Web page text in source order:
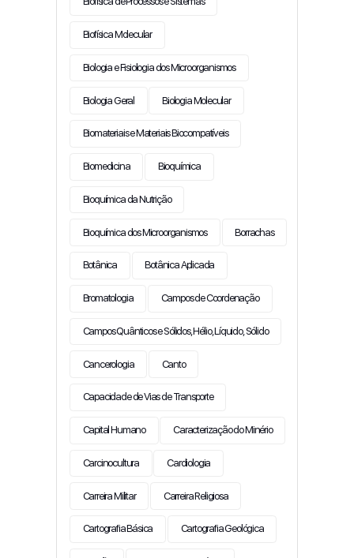
Biofísica Molecular
Biologia e Fisiologia dos Microorganismos
Biologia Geral Biologia Molecular
Biomateriais e Materiais Biocompatíveis
Biomedicina Bioquímica
Bioquímica da Nutrição
Bioquímica dos Microorganismos Borrachas
Botânica Botânica Aplicada
Bromatologia Campos de Coordenação
Campos Quânticos e Sólidos, Hélio, Líquido, Sólido
Cancerologia Canto
Capacidade de Vias de Transporte
Capital Humano Caracterização do Minério
Carcinocultura Cardiologia
Carreira Militar Carreira Religiosa
Cartografia Básica Cartografia Geológica